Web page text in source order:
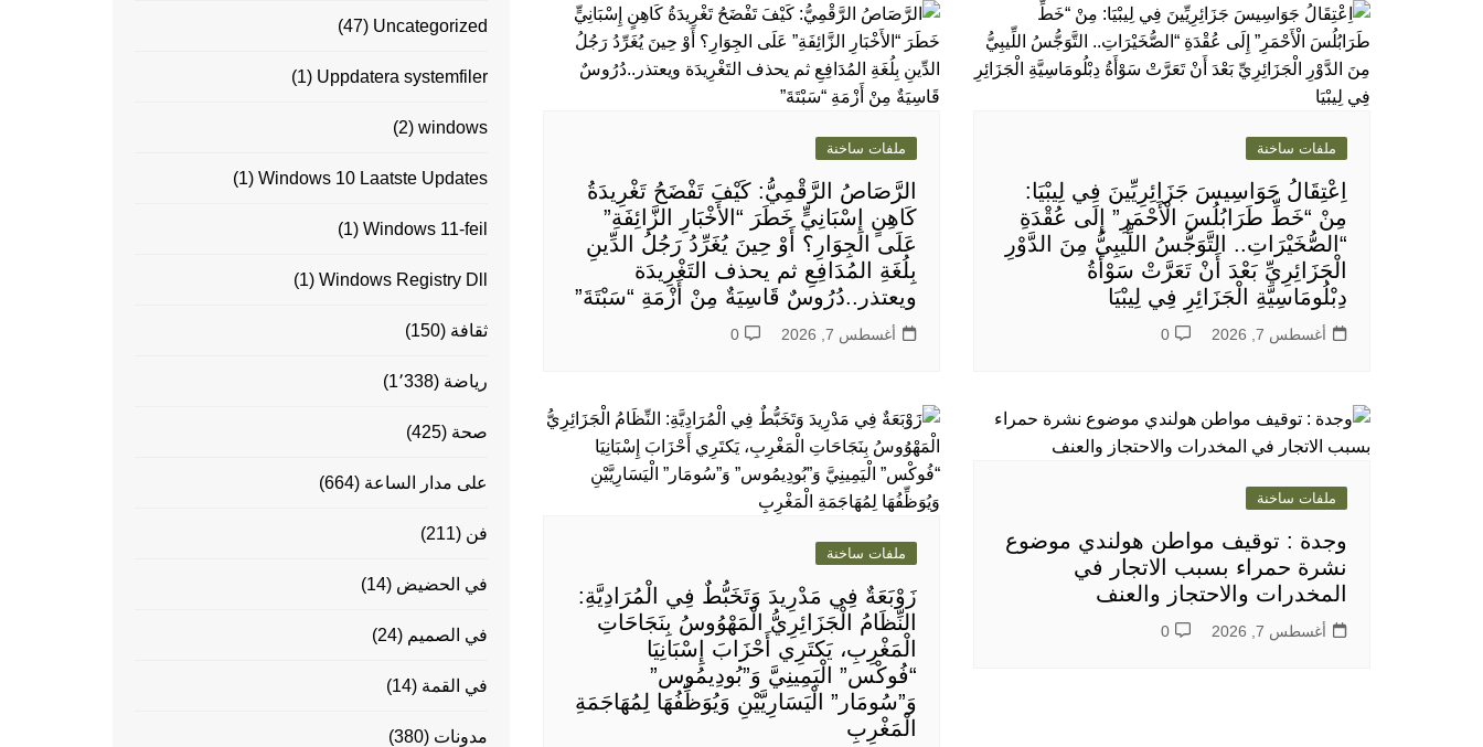
ملفات ساخنة
اِعْتِقَالُ جَوَاسِيسَ جَزَائِرِيِّينَ فِي لِيبْيَا:
مِنْ “خَطِّ طَرَابُلُسَ الْأَحْمَرِ” إِلَى عُقْدَةِ
“الصُّخَيْرَاتِ.. التَّوَجُّسُ اللِّيبِيُّ مِنَ الدَّوْرِ
الْجَزَائِرِيِّ بَعْدَ أَنْ تَعَرَّتْ سَوْأَةُ
دِبْلُومَاسِيَّةِ الْجَزَائِرِ فِي لِيبْيَا
أغسطس 7, 2026 0
ملفات ساخنة
الرَّصَاصُ الرَّقْمِيُّ: كَيْفَ تَفْضَحُ تَغْرِيدَةُ
كَاهِنٍ إِسْبَانِيٍّ خَطَرَ “الأَخْبَارِ الزَّائِفَةِ”
عَلَى الجِوَارِ؟ أَوْ حِينَ يُغَرِّدُ رَجُلُ الدِّينِ
بِلُغَةِ المُدَافِعِ ثم يحذف التَغْرِيدَة
ويعتذر..دُرُوسٌ قَاسِيَةٌ مِنْ أَزْمَةِ “سَبْتَةَ”
أغسطس 7, 2026 0
ملفات ساخنة
وجدة : توقيف مواطن هولندي موضوع
نشرة حمراء بسبب الاتجار في
المخدرات والاحتجاز والعنف
أغسطس 7, 2026 0
ملفات ساخنة
زَوْبَعَةٌ فِي مَدْرِيدَ وَتَخَبُّطٌ فِي الْمُرَادِيَّةِ:
النِّظَامُ الْجَزَائِرِيُّ الْمَهْوُوسُ بِنَجَاحَاتِ
الْمَغْرِبِ، يَكتَرِي أَحْزَابَ إِسْبَانِيَا
“فُوكْس” الْيَمِينِيَّ وَ”بُودِيمُوس”
وَ”سُومَار” الْيَسَارِيَّيْنِ وَيُوَظِّفُهَا لِمُهَاجَمَةِ
الْمَغْرِبِ
Uncategorized
(47)
Uppdatera systemfiler
(1)
windows
(2)
Windows 10 Laatste Updates
(1)
Windows 11-feil
(1)
Windows Registry Dll
(1)
ثقافة (150)
رياضة (1٬338)
صحة (425)
على مدار الساعة (664)
فن (211)
في الحضيض (14)
في الصميم (24)
في القمة (14)
مدونات (380)